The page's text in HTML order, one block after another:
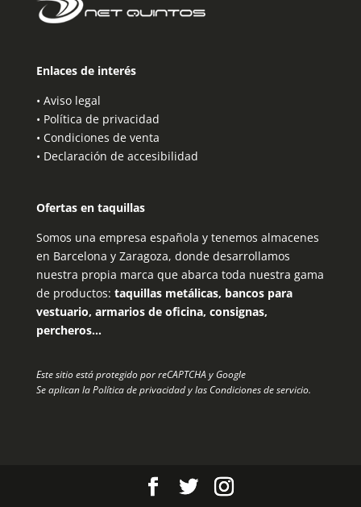
Enlaces de interés
• Aviso legal
• Política de privacidad
• Condiciones de venta
• Declaración de accesibilidad
Ofertas en taquillas
Somos una empresa española y tenemos almacenes
en Barcelona y Zaragoza, donde desarrollamos
nuestra propia marca que abarca toda nuestra gama
de productos: taquillas metálicas, bancos para
vestuario, armarios de oficina, consignas,
percheros…
Este sitio está protegido por reCAPTCHA y Google
Se aplican laPolítica de privacidady las Condiciones de servicio.